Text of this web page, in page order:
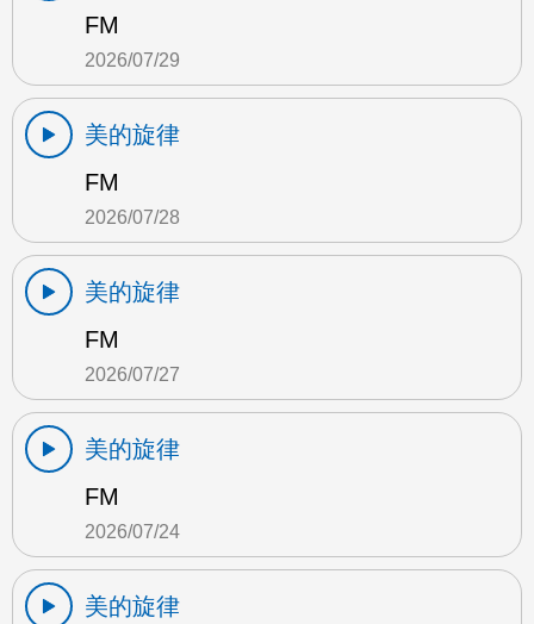
FM
2026/07/29
美的旋律
FM
2026/07/28
美的旋律
FM
2026/07/27
美的旋律
FM
2026/07/24
美的旋律